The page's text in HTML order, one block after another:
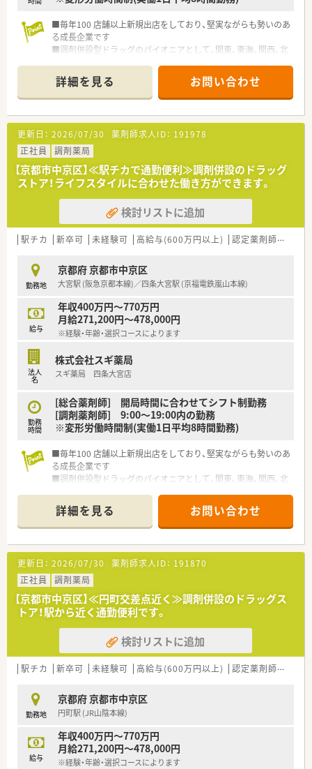
60％負担するほか、初期費用や引越費用も全額会社が負担いた
します。
■月平均の所定労働時間は161時間と少なく設定されており、全
社平均の残業時間も月11時間程度とワークライフバランスが良
好です。
め、サービス残業の心配がなく、働いた分だけ正当に評価されま
す。
■年間休日は123日と業界最高水準を確保しており、有休消化率
も92％と高く、周囲と助け合いながら休みを取得できる社風で
す。
■毎年100 店舗以上新規出店をしており、堅実ながらも勢いのあ
る成長企業です
■調剤併設型ドラッグのパイオニアとして、関東、東海、関西、北
■研修制度は様々なプランがあり、集合研修だけでなく任意で受
講可能な研修も幅広く用意されています
■店舗で活躍する従業員、社外で活躍する従業員、将来経営幹部
となる従業員など、薬剤師として様々な活躍ができるフィールド
を用意されています
■総合薬剤師・調剤薬剤師（土日休み・19時までの勤務）どちらか
の働き方を選択できます
■調剤併設型だけでなく「医療モール・クリニック併設店舗」「敷
地内薬局」「訪問調剤特化型店舗」など様々な店舗を運営してい
ます
■在宅医療にも積極的取り組んでおり「訪問調剤特化型店舗」を
50店舗以上、無菌調剤室は業界最多の51店舗設置しています
■「プラチナくるみん認定企業」「健康経営優良法人2023（大規模
法人部門）認定」等を取得し一人ひとりが働きやすい環境が整備
■充実した研修制度、人事制度、評価制度、キャリア支援制度等
があるのも特徴です
詳細を見る お問い合わせ
更新日： 2026/07/30 薬剤師求人ID： 191978
正社員
調剤薬局
【京都市中京区】≪駅チカで通勤便利≫調剤併設のドラッグ
ストア！ライフスタイルに合わせた働き方ができます。
検討リストに追加
駅チカ 新卒可 未経験可 高給与(600万円以上) 認定薬剤師取得支援あり
勤務地
京都府 京都市中京区
大宮駅 (阪急京都本線)／四条大宮駅 (京福電鉄嵐山本線)
給与
年収400万円～770万円
月給271,200円～478,000円
※経験・年齢・選択コースによります
法人
名
株式会社スギ薬局
スギ薬局 四条大宮店
勤務
時間
[総合薬剤師] 開局時間に合わせてシフト制勤務
[調剤薬剤師] 9:00～19:00内の勤務
※変形労働時間制(実働1日平均8時間勤務)
■毎年100 店舗以上新規出店をしており、堅実ながらも勢いのあ
る成長企業です
■調剤併設型ドラッグのパイオニアとして、関東、東海、関西、北
■研修制度は様々なプランがあり、集合研修だけでなく任意で受
講可能な研修も幅広く用意されています
■店舗で活躍する従業員、社外で活躍する従業員、将来経営幹部
となる従業員など、薬剤師として様々な活躍ができるフィールド
を用意されています
■総合薬剤師・調剤薬剤師（土日休み・19時までの勤務）どちらか
の働き方を選択できます
■調剤併設型だけでなく「医療モール・クリニック併設店舗」「敷
地内薬局」「訪問調剤特化型店舗」など様々な店舗を運営してい
ます
■在宅医療にも積極的取り組んでおり「訪問調剤特化型店舗」を
50店舗以上、無菌調剤室は業界最多の51店舗設置しています
■「プラチナくるみん認定企業」「健康経営優良法人2023（大規模
法人部門）認定」等を取得し一人ひとりが働きやすい環境が整備
■充実した研修制度、人事制度、評価制度、キャリア支援制度等
があるのも特徴です
詳細を見る お問い合わせ
更新日： 2026/07/30 薬剤師求人ID： 191870
正社員
調剤薬局
【京都市中京区】≪円町交差点近く≫調剤併設のドラッグス
トア！駅から近く通勤便利です。
検討リストに追加
駅チカ 新卒可 未経験可 高給与(600万円以上) 認定薬剤師取得支援あり
勤務地
京都府 京都市中京区
円町駅 (JR山陰本線)
給与
年収400万円～770万円
月給271,200円～478,000円
※経験・年齢・選択コースによります